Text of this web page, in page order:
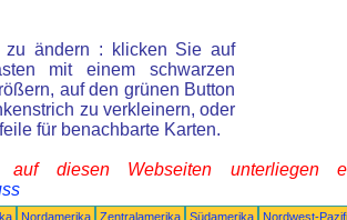
zu ändern : klicken Sie auf
mit einem schwarzen
auf den grünen Button
zu verkleinern, oder
für benachbarte Karten.
auf diesen Webseiten unterliegen
Nordamerika Zentralamerika Südamerika
Nordwest-